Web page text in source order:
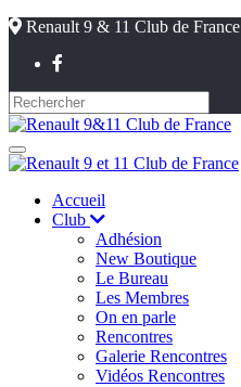
Renault 9 & 11 Club de France
Accueil
Club
Adhésion
New Boutique
Le Bureau
Les Membres
On en parle
Rencontres
Galerie Rencontres
Vidéos Rencontres